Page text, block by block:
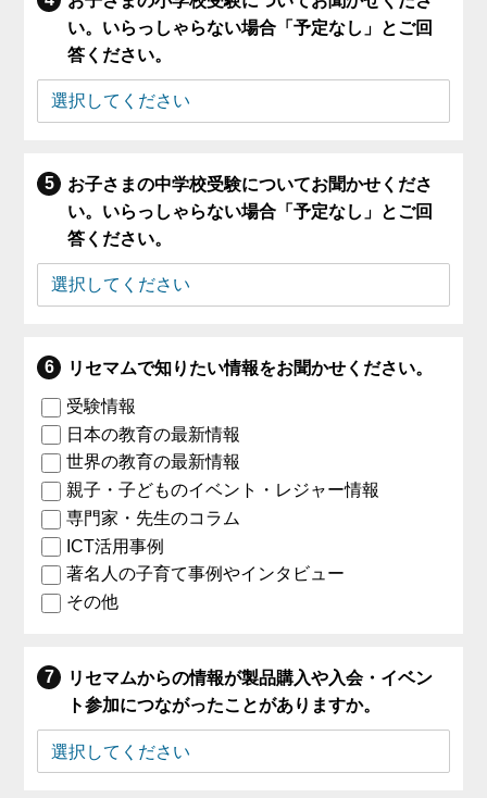
い。いらっしゃらない場合「予定なし」とご回
答ください。
お子さまの中学校受験についてお聞かせくださ
い。いらっしゃらない場合「予定なし」とご回
答ください。
リセマムで知りたい情報をお聞かせください。
受験情報
日本の教育の最新情報
世界の教育の最新情報
親子・子どものイベント・レジャー情報
専門家・先生のコラム
ICT活用事例
著名人の子育て事例やインタビュー
その他
リセマムからの情報が製品購入や入会・イベン
ト参加につながったことがありますか。